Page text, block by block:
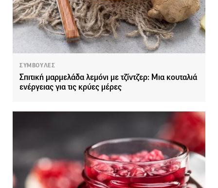
ΣΥΜΒΟΥΛΕΣ
Σπιτική μαρμελάδα λεμόνι με τζίντζερ: Μια κουταλιά
ενέργειας για τις κρύες μέρες